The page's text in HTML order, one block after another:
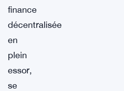
finance
décentralisée
en
plein
essor,
se